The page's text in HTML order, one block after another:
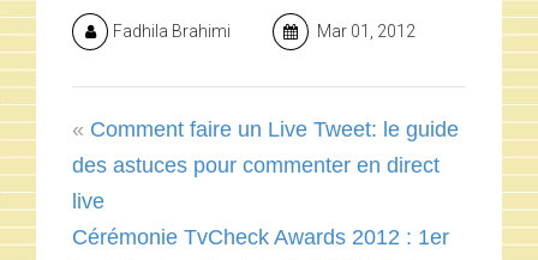
Fadhila Brahimi Mar 01, 2012
« Comment faire un Live Tweet: le guide
des astuces pour commenter en direct
live
Cérémonie TvCheck Awards 2012 : 1er